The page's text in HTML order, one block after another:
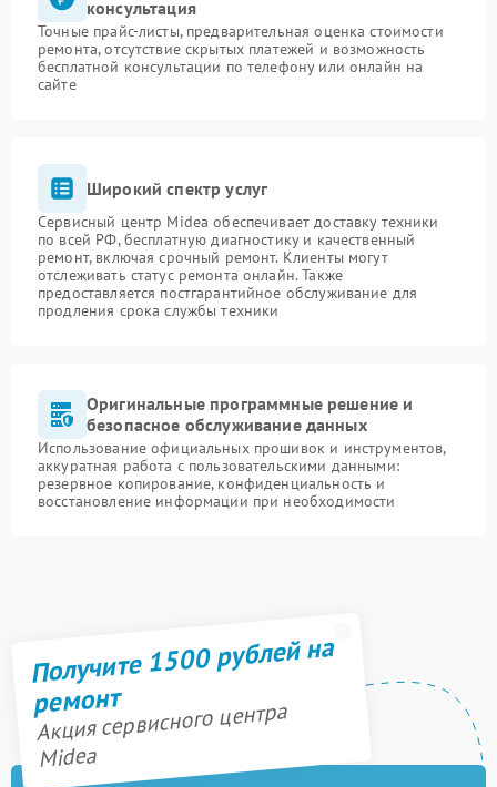
консультация
Точные прайс-листы, предварительная оценка стоимости
ремонта, отсутствие скрытых платежей и возможность
бесплатной консультации по телефону или онлайн на
сайте
Широкий спектр услуг
Сервисный центр Midea обеспечивает доставку техники
по всей РФ, бесплатную диагностику и качественный
ремонт, включая срочный ремонт. Клиенты могут
отслеживать статус ремонта онлайн. Также
предоставляется постгарантийное обслуживание для
продления срока службы техники
Оригинальные программные решение и
безопасное обслуживание данных
Использование официальных прошивок и инструментов,
аккуратная работа с пользовательскими данными:
резервное копирование, конфиденциальность и
восстановление информации при необходимости
Получите 1500 рублей на
ремонт
Акция сервисного центра
Midea